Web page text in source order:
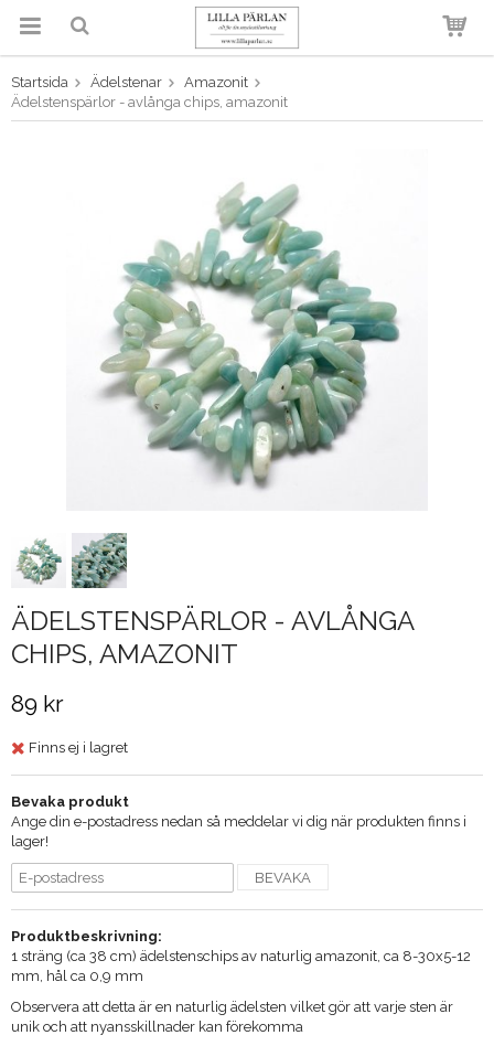
Produkten har blivit tillagd i
varukorgen
Startsida Ädelstenar
Amazonit
Ädelstenspärlor - avlånga chips, amazonit
ÄDELSTENSPÄRLOR - AVLÅNGA
CHIPS, AMAZONIT
89 kr
Finns ej i lagret
Bevaka produkt
Ange din e-postadress nedan så meddelar vi dig när produkten finns i
lager!
BEVAKA
Produktbeskrivning:
1 sträng (ca 38 cm) ädelstenschips av naturlig amazonit, ca 8-30x5-12
mm, hål ca 0,9 mm
Observera att detta är en naturlig ädelsten vilket gör att varje sten är
unik och att nyansskillnader kan förekomma